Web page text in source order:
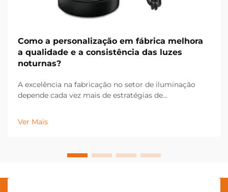
Como a personalização em fábrica melhora
a qualidade e a consistência das luzes
noturnas?
A excelência na fabricação no setor de iluminação
depende cada vez mais de estratégias de
controle de qualidade preciso e resultados de produto
consistentes. Fabricantes modernos de iluminação
Ver Mais